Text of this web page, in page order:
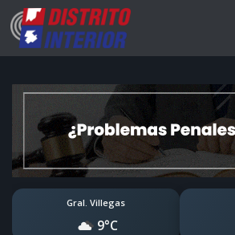
Gral. Villegas
9°C